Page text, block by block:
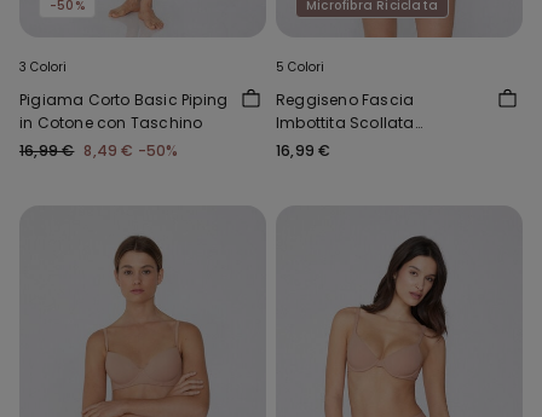
-50%
3 Colori
Pigiama Corto Basic Piping
in Cotone con Taschino
16,99 € 8,49 € -50%
Microfibra Riciclata
5 Colori
Reggiseno Fascia
Imbottita Scollata
Microfibra Riciclata
16,99 €